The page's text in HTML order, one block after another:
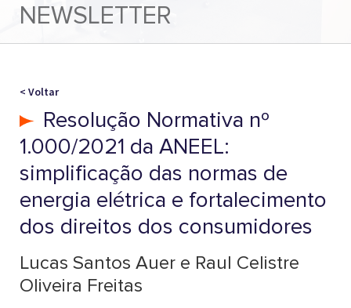
NEWSLETTER
< Voltar
Resolução Normativa nº
1.000/2021 da ANEEL:
simplificação das normas de
energia elétrica e fortalecimento
dos direitos dos consumidores
Lucas Santos Auer e Raul Celistre
Oliveira Freitas